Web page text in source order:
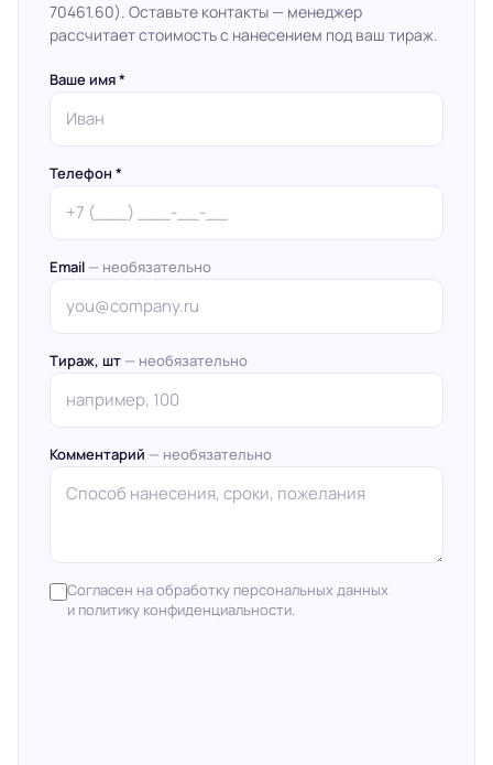
70461.60). Оставьте контакты — менеджер
рассчитает стоимость с нанесением под ваш тираж.
Ваше имя *
Телефон *
Email — необязательно
Тираж, шт — необязательно
Комментарий — необязательно
Согласен на обработку персональных данных
и политику конфиденциальности.